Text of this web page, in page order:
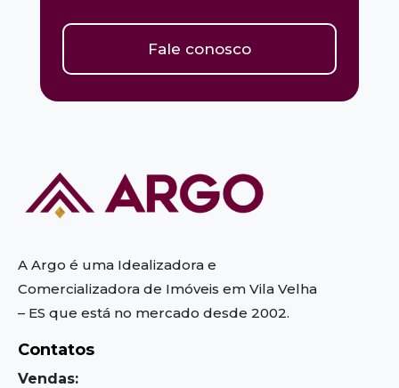
Fale conosco
A Argo é uma Idealizadora e
Comercializadora de Imóveis em Vila Velha
– ES que está no mercado desde 2002.
Contatos
Vendas: